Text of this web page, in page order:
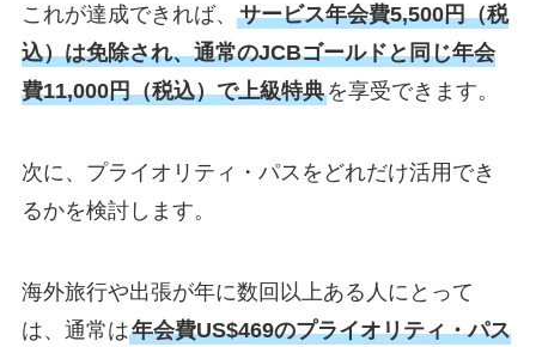
これが達成できれば、 サービス年会費5,500円（税
込）は免除され、通常のJCBゴールドと同じ年会
費11,000円（税込）で上級特典を享受できます。
次に、プライオリティ・パスをどれだけ活用でき
るかを検討します。
海外旅行や出張が年に数回以上ある人にとって
は、通常は年会費US$469のプライオリティ・パス